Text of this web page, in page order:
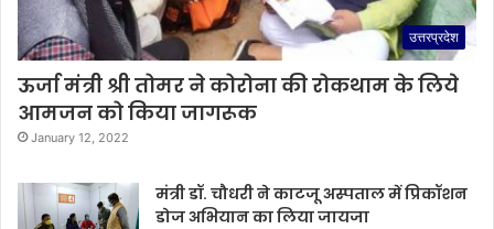
उत्तरप्रदेश
ऊर्जा मंत्री श्री तोमर ने कोरोना की रोकथाम के लिये
आमजन को किया जागरूक
January 12, 2022
मंत्री डॉ. चौधरी ने काटजू अस्पताल में प्रिकॉशन
डोज अभियान का लिया जायजा